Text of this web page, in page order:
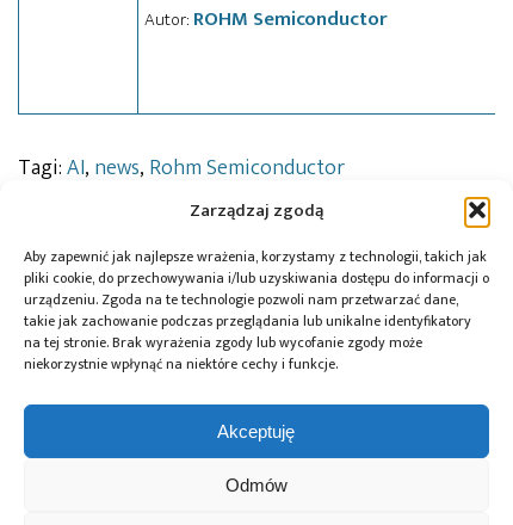
Zarządzaj zgodą
Aby zapewnić jak najlepsze wrażenia, korzystamy z technologii, takich jak
pliki cookie, do przechowywania i/lub uzyskiwania dostępu do informacji o
urządzeniu. Zgoda na te technologie pozwoli nam przetwarzać dane,
takie jak zachowanie podczas przeglądania lub unikalne identyfikatory
na tej stronie. Brak wyrażenia zgody lub wycofanie zgody może
niekorzystnie wpłynąć na niektóre cechy i funkcje.
Akceptuję
Odmów
Autor: ROHM Semiconductor
Tagi:AI, news, Rohm Semiconductor
Przeczytaj również:
megafabryki, ale
DigiKey i Shawn
Hymel: webinaria
z wykorzystaniem